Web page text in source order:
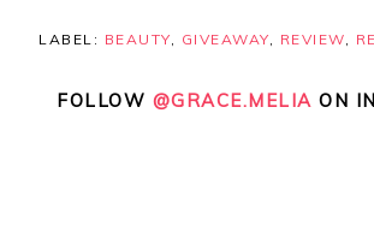
LABEL: BEAUTY, GIVEAWAY, REVIEW,
FOLLOW @GRACE.MELIA ON